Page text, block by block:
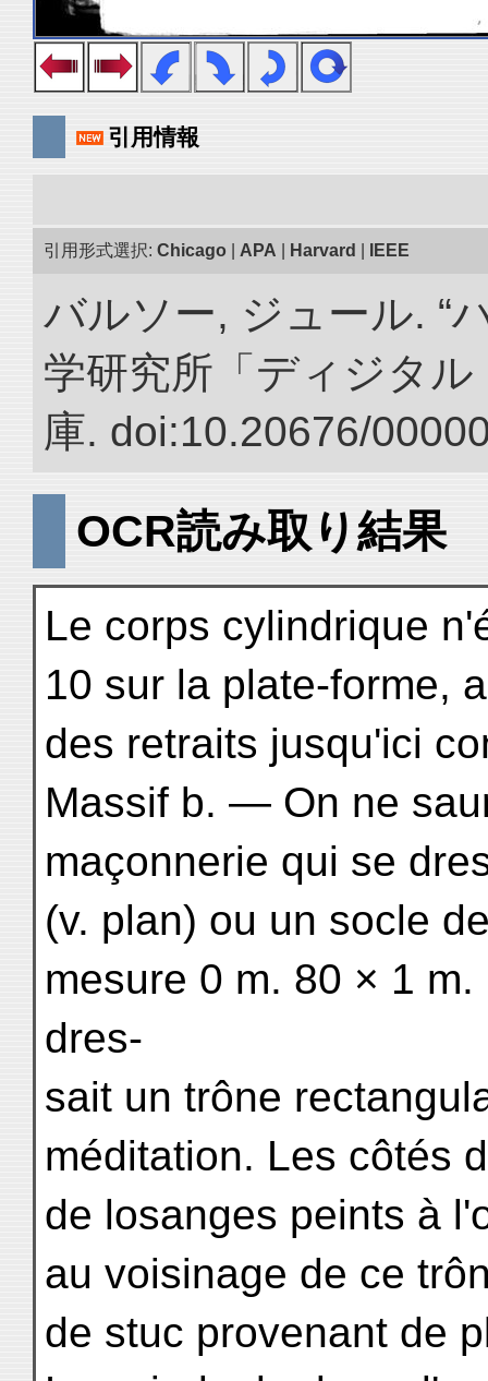
引用情報
引用形式選択: Chicago APA Harvard IEEE
バルソー, ジュール. “
学研究所「ディジタ
庫. doi:10.20676/
OCR読み取り結果
Le corps cylindrique
10 sur la plate-forme,
des retraits jusqu'ici
Massif b. — On ne
maçonnerie qui se
(v. plan) ou un socle
mesure 0 m. 80 × 1
dres-
sait un trône
méditation. Les côtés
de losanges peints à
au voisinage de ce
de stuc provenant de